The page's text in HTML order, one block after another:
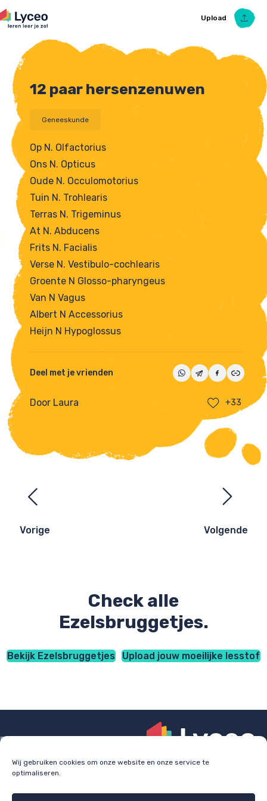
Wij gebruiken cookies om onze website en onze service te
optimaliseren.
Upload
Upload Ezelsbruggetje
12 paar hersenzenuwen
Geneeskunde
Op N. Olfactorius
Ons N. Opticus
Oude N. Occulomotorius
Tuin N. Trohlearis
Terras N. Trigeminus
At N. Abducens
Frits N. Facialis
Verse N. Vestibulo-cochlearis
Groente N Glosso-pharyngeus
Van N Vagus
Albert N Accessorius
Heijn N Hypoglossus
Deel met je vrienden
Door Laura +33
Ezelsbruggetjes
navigatie
Vorige Volgende
Check alle
Ezelsbruggetjes.
Bekijk Ezelsbruggetjes Upload jouw moeilijke lesstof